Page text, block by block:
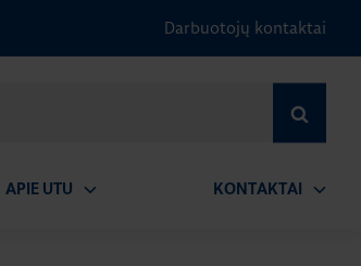
Darbuotojų kontaktai
APIE UTU KONTAKTAI